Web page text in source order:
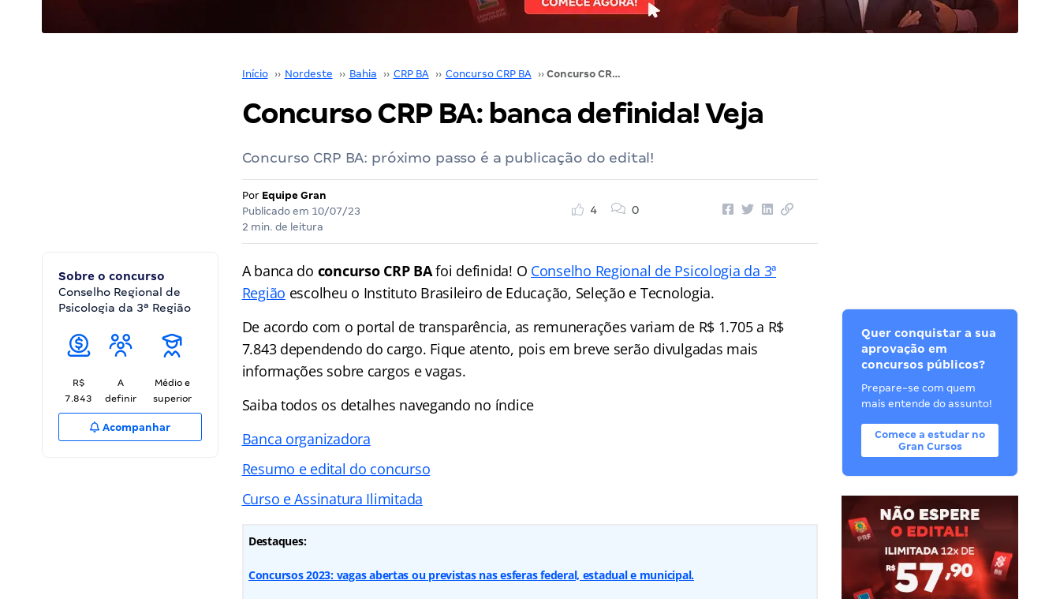
Início ›› Nordeste ›› Bahia ›› CRP BA ›› Concurso CRP BA ›› Concurso CRP BA: banca definida! Veja
Concurso CRP BA: banca definida! Veja
Concurso CRP BA: próximo passo é a publicação do edital!
Por Equipe Gran
Publicado em 10/07/23
2 min. de leitura
4 0
Sobre o concurso
Conselho Regional de
Psicologia da 3ª Região
R$
7.843
A
definir
Médio e
superior
Acompanhar
A banca do concurso CRP BAfoi definida! O Conselho Regional de Psicologia da 3ª
Região escolheu o Instituto Brasileiro de Educação, Seleção e Tecnologia.
De acordo com o portal de transparência, as remunerações variam de R$ 1.705 a R$
7.843 dependendo do cargo. Fique atento, pois em breve serão divulgadas mais
informações sobre cargos e vagas.
Saiba todos os detalhes navegando no índice
Banca organizadora
Resumo e edital do concurso
Curso e Assinatura Ilimitada
Destaques:
Concursos 2023: vagas abertas ou previstas nas esferas federal, estadual e municipal.
Quer conquistar a sua
aprovação em
concursos públicos?
Prepare-se com quem
mais entende do assunto!
Comece a estudar no
Gran Cursos